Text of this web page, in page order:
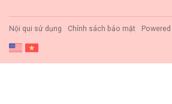
Nội qui sử dụng Chính sách bảo mật